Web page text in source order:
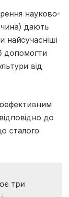
науково-
дають
найсучасніші
допомогти
від
до
сталого
три